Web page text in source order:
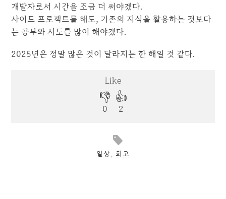
개발자로서 시간을 조금 더 써야겠다.
사이드 프로젝트를 해도, 기존의 지식을 활용하는 것보다
는 공부와 시도를 많이 해야겠다.
2025년은 정말 많은 것이 달라지는 한 해일 것 같다.
일상 회고